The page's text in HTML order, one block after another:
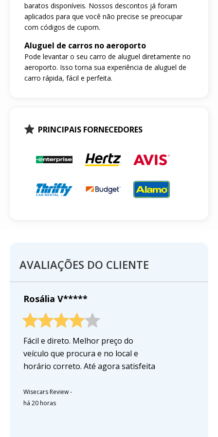
baratos disponíveis. Nossos descontos já foram
aplicados para que você não precise se preocupar
com códigos de cupom.
Aluguel de carros no aeroporto
Pode levantar o seu carro de aluguel diretamente no
aeroporto. Isso torna sua experiência de aluguel de
carro rápida, fácil e perfeita.
PRINCIPAIS FORNECEDORES
AVALIAÇÕES DO CLIENTE
Rosália V*****
Fácil e direto. Melhor preço do
veículo que procura e no local e
horário correto. Até agora satisfeita
Wisecars Review-
há 20 horas